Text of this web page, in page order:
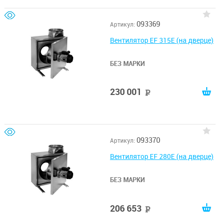
Артикул: 093369
Вентилятор EF 315E (на дверце)
БЕЗ МАРКИ
230 001
Артикул: 093370
Вентилятор EF 280E (на дверце)
БЕЗ МАРКИ
206 653